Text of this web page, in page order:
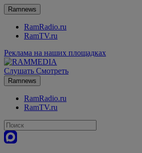
Ramnews
RamRadio.ru
RamTV.ru
Реклама на наших площадках
Слушать Смотреть
Ramnews
RamRadio.ru
RamTV.ru